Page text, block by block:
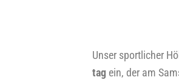
Unser sport­li­cher
tag ein, der am